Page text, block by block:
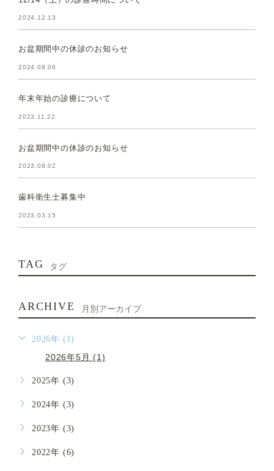
2024.12.13
お盆期間中の休診のお知らせ
2024.08.06
年末年始の診療について
2023.11.22
お盆期間中の休診のお知らせ
2023.08.02
歯科衛生士募集中
2023.03.15
TAG タグ
ARCHIVE 月別アーカイブ
2026年 (1)
2026年5月 (1)
2025年 (3)
2024年 (3)
2023年 (3)
2022年 (6)